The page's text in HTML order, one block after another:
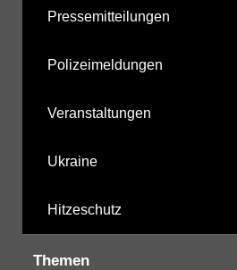
Pressemitteilungen
Polizeimeldungen
Veranstaltungen
Ukraine
Hitzeschutz
Themen